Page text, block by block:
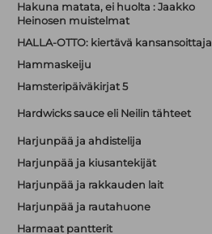
Hakuna matata, ei huolta : Jaakko
Heinosen muistelmat
HALLA-OTTO: kiertävä kansansoittaja
Hammaskeiju
Hamsteripäiväkirjat 5
Hardwicks sauce eli Neilin tähteet
Harjunpää ja ahdistelija
Harjunpää ja kiusantekijät
Harjunpää ja rakkauden lait
Harjunpää ja rautahuone
Harmaat pantterit